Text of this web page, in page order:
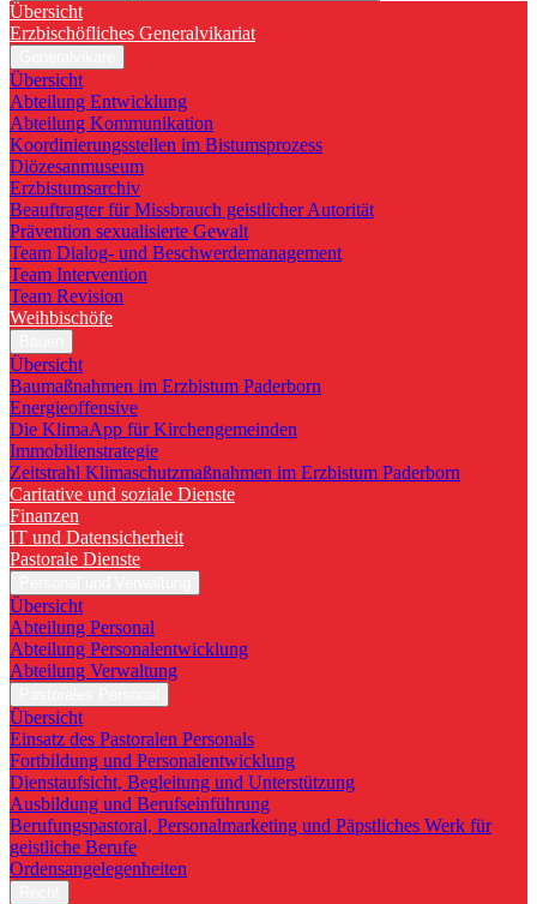
Übersicht
Erzbischöfliches Generalvikariat
Übersicht
Abteilung Entwicklung
Abteilung Kommunikation
Koordinierungsstellen im Bistumsprozess
Diözesanmuseum
Erzbistumsarchiv
Beauftragter für Missbrauch geistlicher Autorität
Prävention sexualisierte Gewalt
Team Dialog- und Beschwerdemanagement
Team Intervention
Team Revision
Weihbischöfe
Übersicht
Baumaßnahmen im Erzbistum Paderborn
Energieoffensive
Die KlimaApp für Kirchengemeinden
Immobilienstrategie
Zeitstrahl Klimaschutzmaßnahmen im Erzbistum Paderborn
Caritative und soziale Dienste
Finanzen
IT und Datensicherheit
Pastorale Dienste
Übersicht
Abteilung Personal
Abteilung Personalentwicklung
Abteilung Verwaltung
Übersicht
Einsatz des Pastoralen Personals
Fortbildung und Personalentwicklung
Dienstaufsicht, Begleitung und Unterstützung
Ausbildung und Berufseinführung
Berufungspastoral, Personalmarketing und Päpstliches Werk für
geistliche Berufe
Ordensangelegenheiten